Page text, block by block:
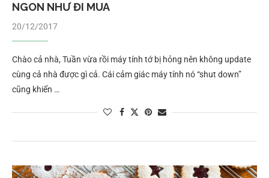
NGON NHƯ ĐI MUA
20/12/2017
Chào cả nhà, Tuần vừa rồi máy tính tớ bị hỏng nên không update
cùng cả nhà được gì cả. Cái cảm giác máy tính nó “shut down”
cũng khiến …